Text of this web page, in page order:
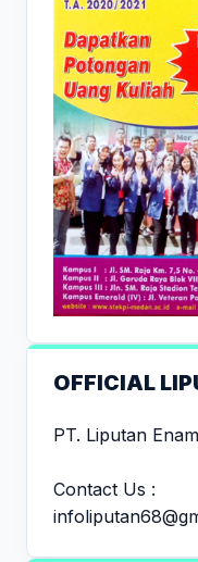
OFFICIAL
PT. Liputan
Contact Us :